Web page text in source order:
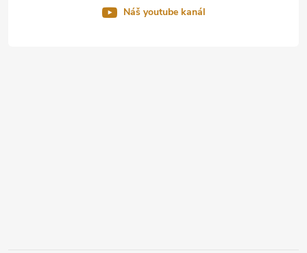
Náš youtube kanál